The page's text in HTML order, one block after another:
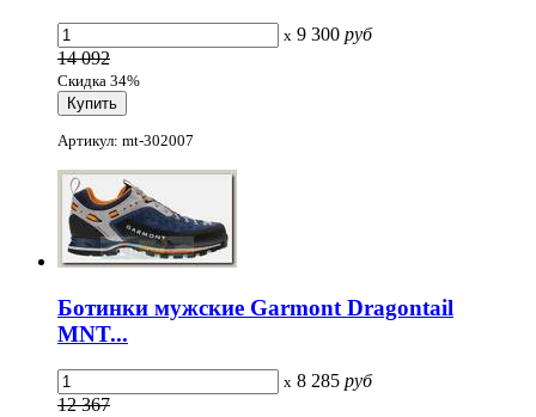
x 9 300 руб
14 092
Скидка 34%
Артикул: mt-302007
Ботинки мужские Garmont Dragontail
MNT...
x 8 285 руб
12 367